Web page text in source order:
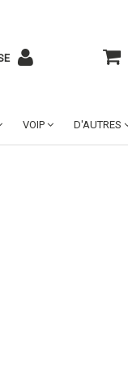
VOIP D'AUTRES